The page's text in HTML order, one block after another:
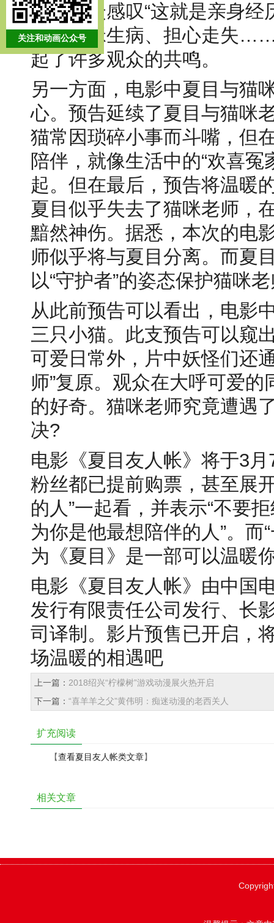
养猫观众感叹“这就是亲身经
猫、猫咪生病、担心走失……
起了许多观众的共鸣。
另一方面，电影中夏目与猫
心。预告延续了夏目与猫咪
猫常因琐碎小事而斗嘴，但
陪伴，就像生活中的“欢喜
起。但在最后，预告将温暖
夏目似乎失去了猫咪老师，
黯然神伤。据悉，本次的电
师似乎将与夏目分离。而夏
以“守护者”的姿态保护猫咪
从此前预告可以看出，电影
三只小猫。此支预告可以窥
可爱日常外，片中妖怪们还
师”复原。观众在大呼可爱
的好奇。猫咪老师究竟遭遇
决?
电影《夏目友人帐》将于3
粉丝都已提前购票，甚至展
的人”一起看，并表示“不要
为你是他最想陪伴的人”。而
为《夏目》是一部可以温暖
电影《夏目友人帐》由中国
发行有限责任公司发行、长
司译制。影片预售已开启，
场温暖的相遇吧
上一篇： 2018绍兴“柠檬树”游戏动漫展火热开启
下一篇： “喜羊羊之父”黄伟明：痴迷动漫的老西关人
扩充阅读
【查看夏目友人帐类文章】
相关文章
关注和动画公众号